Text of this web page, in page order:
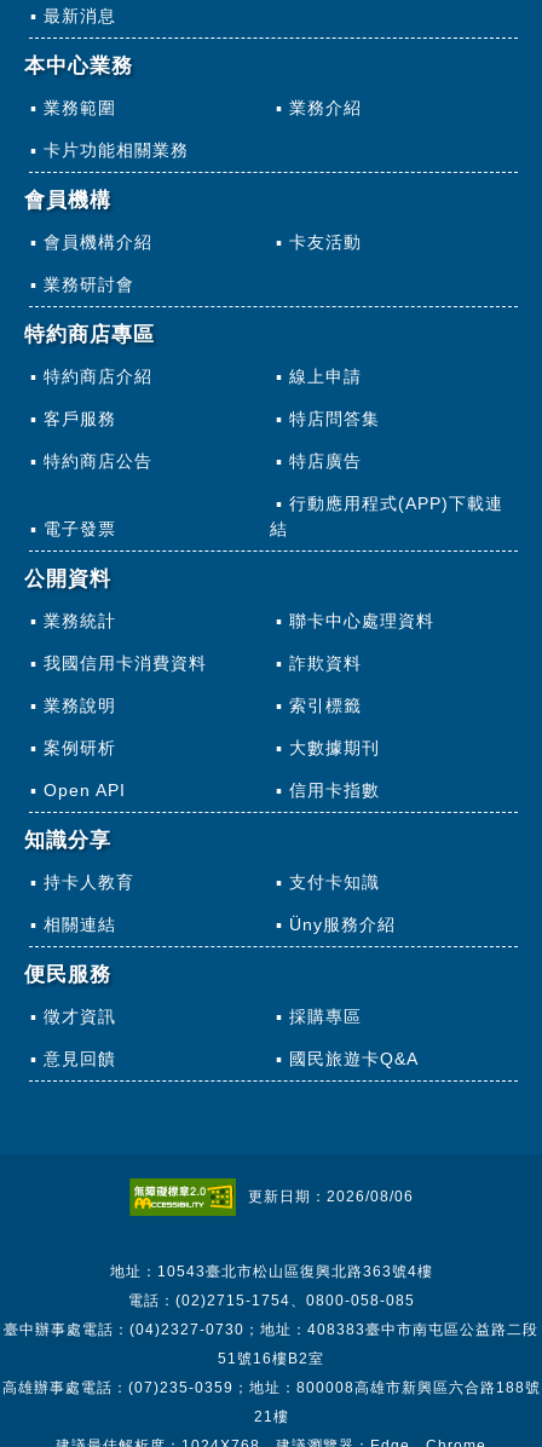
最新消息
本中心業務
業務範圍 業務介紹
卡片功能相關業務
會員機構
會員機構介紹 卡友活動
業務研討會
特約商店專區
特約商店介紹 線上申請
客戶服務 特店問答集
特約商店公告 特店廣告
電子發票
行動應用程式(APP)下載連
結
公開資料
業務統計 聯卡中心處理資料
我國信用卡消費資料 詐欺資料
業務說明 索引標籤
案例研析 大數據期刊
Open API 信用卡指數
知識分享
持卡人教育 支付卡知識
相關連結 Üny服務介紹
便民服務
徵才資訊 採購專區
意見回饋 國民旅遊卡Q&A
更新日期：2026/08/06
地址：10543臺北市松山區復興北路363號4樓
電話：(02)2715-1754、0800-058-085
臺中辦事處電話：(04)2327-0730；地址：408383臺中市南屯區公益路二段
51號16樓B2室
高雄辦事處電話：(07)235-0359；地址：800008高雄市新興區六合路188號
21樓